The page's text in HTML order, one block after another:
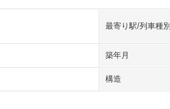
最寄り駅/列車種別
築年月
構造